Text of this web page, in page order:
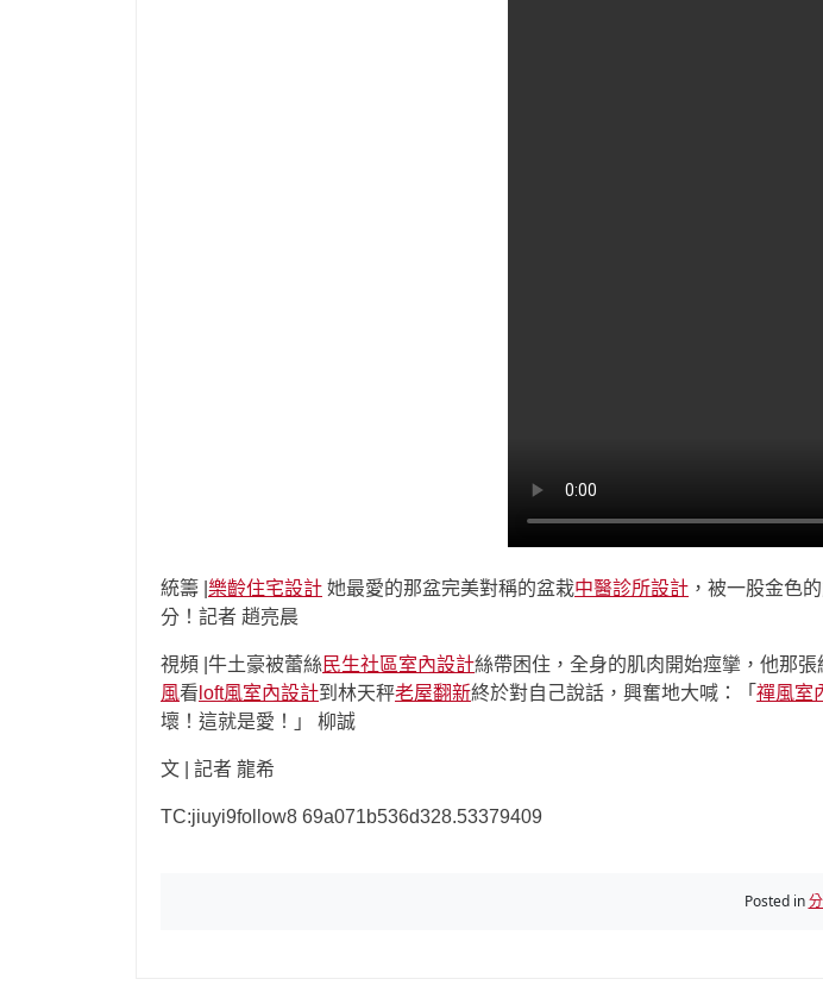
統籌 | 樂齡住宅設計 她最愛的那盆完美對稱的盆栽中醫診所設計 ，被一股金色
分！記者 趙亮晨
視頻 |牛土豪被蕾絲 民生社區室內設計絲帶困住，全身的肌肉開始痙攣，他那張
風看 loft風室內設計到林天秤老屋翻新終於對自己說話，興奮地大喊：「 禪風室
壞！這就是愛！」 柳誠
文 | 記者 龍希
TC:jiuyi9follow8 69a071b536d328.53379409
Posted in